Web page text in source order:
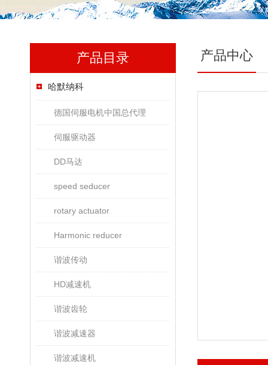
产品目录
哈默纳科
德国伺服电机中国总代理
伺服驱动器
DD马达
speed seducer
rotary actuator
Harmonic reducer
谐波传动
HD减速机
谐波齿轮
谐波减速器
谐波减速机
产品中心